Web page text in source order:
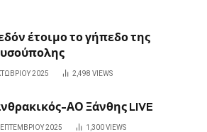
έτοιμο το γήπεδο της
2025 2,498 VIEWS
ΑΟ Ξάνθης LIVE
2025 1,300VIEWS